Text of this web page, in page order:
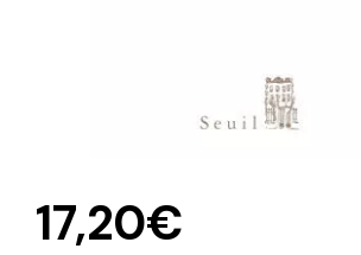
17,20€